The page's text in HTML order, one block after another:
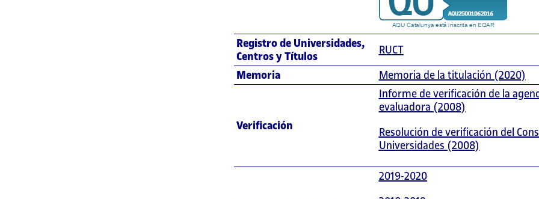
Registro de Universidades,
Centros y Títulos
RUCT
Memoria Memoria de la titulación (2020)
Verificación
Informe de verificación de la
evaluadora (2008)
Resolución de verificación del
Universidades (2008)
2019-2020